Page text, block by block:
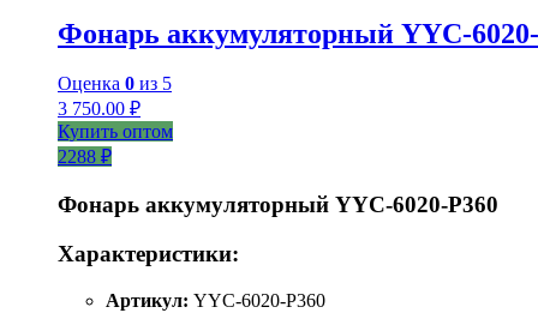
Фонарь аккумуляторный YYC-
Оценка 0 из 5
3 750.00 ₽
Купить оптом
2288 ₽
Фонарь аккумуляторный YYC-6020-P360
Характеристики:
Артикул: YYC-6020-P360